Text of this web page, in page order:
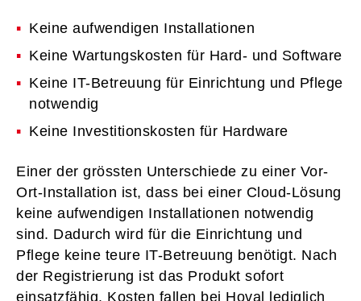
Keine aufwendigen Installationen
Keine Wartungskosten für Hard- und Software
Keine IT-Betreuung für Einrichtung und Pflege
notwendig
Keine Investitionskosten für Hardware
Einer der grössten Unterschiede zu einer Vor-
Ort-Installation ist, dass bei einer Cloud-Lösung
keine aufwendigen Installationen notwendig
sind. Dadurch wird für die Einrichtung und
Pflege keine teure IT-Betreuung benötigt. Nach
der Registrierung ist das Produkt sofort
einsatzfähig. Kosten fallen bei Hoval lediglich